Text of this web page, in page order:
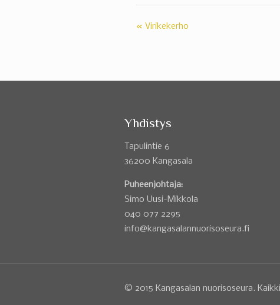
« Virikekerho
Yhdistys
Tapulintie 6
36200 Kangasala
Puheenjohtaja:
Simo Uusi-Mikkola
040 077 2295
info@kangasalannuorisoseura.fi
© 2015 Kangasalan nuorisoseura.